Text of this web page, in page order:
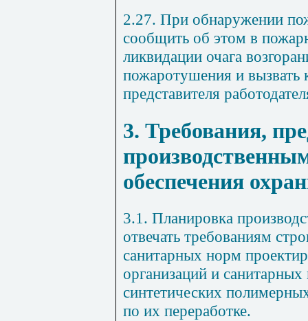
2.27. При обнаружении
сообщить об этом в
ликвидации очага
пожаротушения и вызвать
представителя
3. Требования,
обеспечения
3.1. Планировка
отвечать требованиям
санитарных норм
организаций и
синтетических
по их переработке.